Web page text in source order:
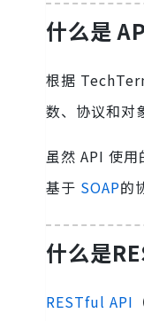
什么是
根据
数、协议和对
虽然 API 使
基于 SOAP的
什么是
RESTful API